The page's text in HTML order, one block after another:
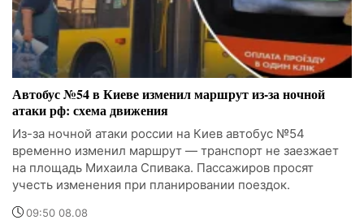
Автобус №54 в Киеве изменил маршрут из-за ночной
атаки рф: схема движения
Из-за ночной атаки россии на Киев автобус №54
временно изменил маршрут — транспорт не заезжает
на площадь Михаила Спивака. Пассажиров просят
учесть изменения при планировании поездок.
09:50 08.08